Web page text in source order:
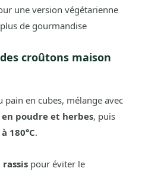
une version végétarienne
de gourmandise
croûtons maison
pain en cubes, mélange avec
poudre et herbes, puis
180°C.
pour éviter le